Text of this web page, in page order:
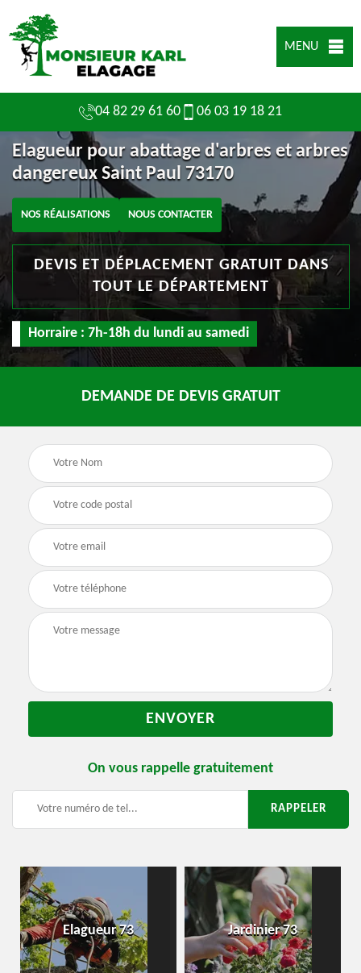
MENU
04 82 29 61 60 06 03 19 18 21
Elagueur pour abattage d'arbres et arbres
dangereux Saint Paul 73170
NOS RÉALISATIONS NOUS CONTACTER
DEVIS ET DÉPLACEMENT GRATUIT DANS
TOUT LE DÉPARTEMENT
Horraire : 7h-18h du lundi au samedi
DEMANDE DE DEVIS GRATUIT
On vous rappelle gratuitement
Elagueur 73 Jardinier 73